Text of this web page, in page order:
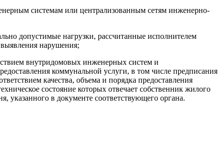
системам или централизованным сетям инженерно-
допустимые нагрузки, рассчитанные исполнителем
нарушения;
внутридомовых инженерных систем и
коммунальной услуги, в том числе предписания
качества, объема и порядка предоставления
состояние которых отвечает собственник жилого
указанного в документе соответствующего органа.